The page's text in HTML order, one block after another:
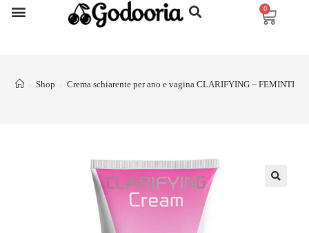
0
> Shop > Crema schiarente per ano e vagina CLARIFYING –